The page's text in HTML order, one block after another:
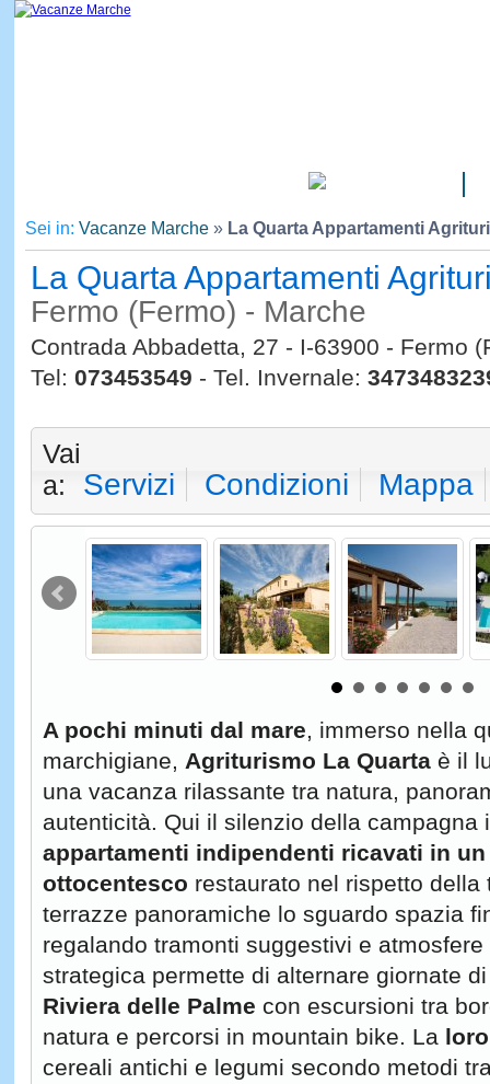
Sei in: Vacanze Marche» La Quarta Appartamenti
La Quarta Appartamenti
Fermo (Fermo) - Marche
Contrada Abbadetta, 27 - I-63900 - Fermo
Tel: 073453549 - Tel. Invernale:
Vai
a:
Servizi Condizioni Mappa
A pochi minuti dal mare, immerso nella
marchigiane, Agriturismo La Quartaè il
una vacanza rilassante tra natura,
autenticità. Qui il silenzio della campagna
appartamenti indipendenti ricavati in
ottocentesco restaurato nel rispetto
terrazze panoramiche lo sguardo spazia
regalando tramonti suggestivi e
strategica permette di alternare giornate
Riviera delle Palme con escursioni tra
natura e percorsi in mountain bike. La
cereali antichi e legumi secondo metodi